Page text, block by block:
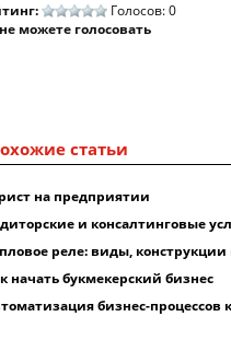
Голосов: 0
можете голосовать
статьи
на предприятии
и консалтинговые
реле: виды,
начать букмекерский бизнес
бизнес-процессов